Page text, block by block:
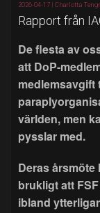
2026-04-17 | Charlotta
Rapport från
De flesta av
att DoP-
medlemsavgift
världen, men
pysslar med.
Deras årsmöte
brukligt att
ibland